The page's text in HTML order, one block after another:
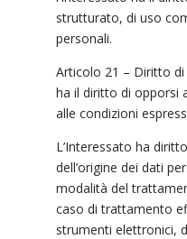
strutturato, di uso
personali.
Articolo 21 – Diritto di
ha il diritto di opporsi
alle condizioni
L’Interessato ha
dell’origine dei dati
modalità del
caso di trattamento
strumenti elettronici,